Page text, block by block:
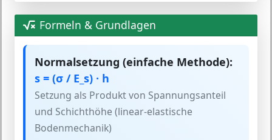
Formeln & Grundlagen
Normalsetzung (einfache Methode):
s = (σ / E_s) · h
Setzung als Produkt von Spannungsanteil
und Schichthöhe (linear-elastische
Bodenmechanik)